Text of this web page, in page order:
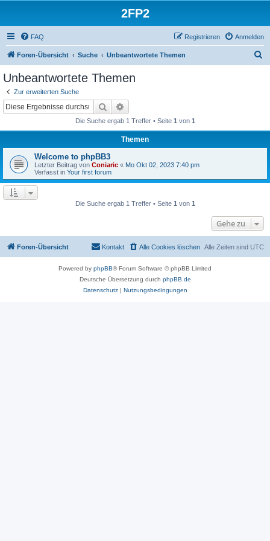
2FP2
FAQ Anmelden
Registrieren
Foren-Übersicht Suche Unbeantwortete Themen
Unbeantwortete Themen
Zur erweiterten Suche
Suche
Die Suche ergab 1 Treffer • Seite 1 von 1
Themen
Welcome to phpBB3
Letzter Beitrag von Coniaric « Mo Okt 02, 2023 7:40 pm
Verfasst in Your first forum
Die Suche ergab 1 Treffer • Seite 1 von 1
Gehe zu
Foren-Übersicht Alle Zeiten sind UTC
Alle Cookies löschen
Kontakt
Powered by phpBB® Forum Software © phpBB Limited
Deutsche Übersetzung durch phpBB.de
Datenschutz| Nutzungsbedingungen